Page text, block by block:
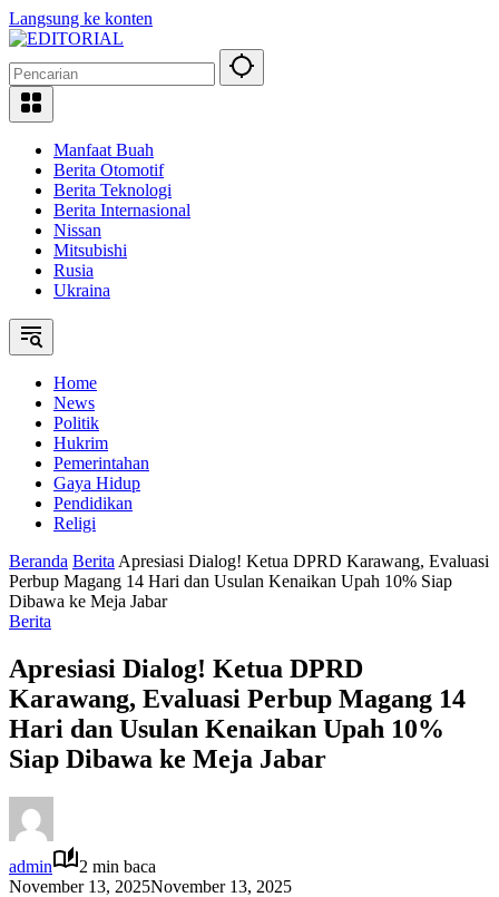
Langsung ke konten
Manfaat Buah
Berita Otomotif
Berita Teknologi
Berita Internasional
Nissan
Mitsubishi
Rusia
Ukraina
Home
News
Politik
Hukrim
Pemerintahan
Gaya Hidup
Pendidikan
Religi
Beranda Berita Apresiasi Dialog! Ketua DPRD Karawang, Evaluasi
Perbup Magang 14 Hari dan Usulan Kenaikan Upah 10% Siap
Dibawa ke Meja Jabar
Berita
Apresiasi Dialog! Ketua DPRD
Karawang, Evaluasi Perbup Magang 14
Hari dan Usulan Kenaikan Upah 10%
Siap Dibawa ke Meja Jabar
admin
2 min baca
November 13, 2025November 13, 2025